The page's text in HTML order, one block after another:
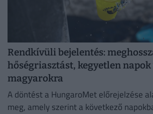
Rendkívüli bejelentés:
hőségriasztást, kegyetlen
magyarokra
A döntést a HungaroMet előrejelzése
meg, amely szerint a következő